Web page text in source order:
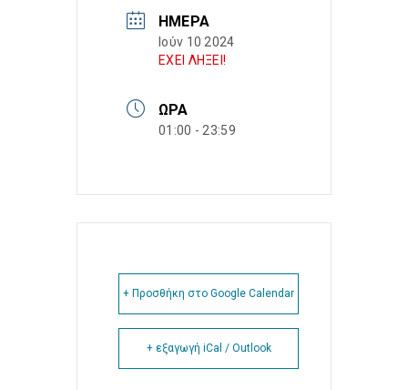
ΗΜΈΡΑ
Ιούν 10 2024
ΕΧΕΙ ΛΗΞΕΙ!
ΏΡΑ
01:00 - 23:59
+ Προσθήκη στο Google Calendar
+ εξαγωγή iCal / Outlook